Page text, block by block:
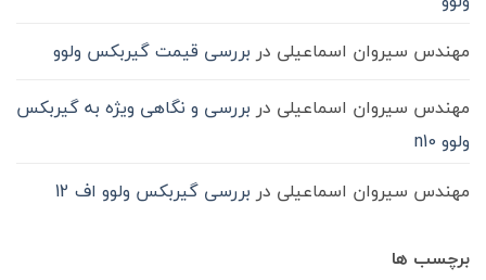
مهندس سیروان اسماعیلی در بررسی قیمت گیربکس ولوو
مهندس سیروان اسماعیلی در بررسی و نگاهی ویژه به گیربکس
ولوو n10
مهندس سیروان اسماعیلی در بررسی گیربکس ولوو اف 12
برچسب ها